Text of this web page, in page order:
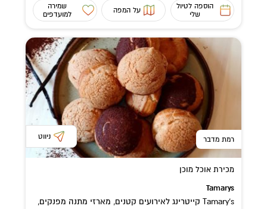
הוספה לטיול
שלי
על המפה
שמירה
למועדפים
רמת מדבר ניווט
מכירת אוכל מוכן
Tamarys
Tamary's קייטרינג לאירועים קטנים, מארזי מתנה מפנקים,